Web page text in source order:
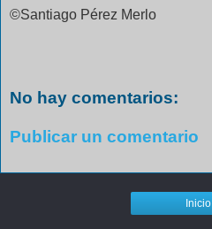
©Santiago Pérez Merlo
No hay comentarios:
Publicar un comentario
Inicio